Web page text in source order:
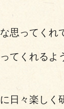
思ってくれ
てくれるよ
日々楽しく